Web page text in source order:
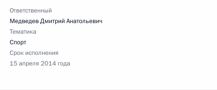
Ответственный
Медведев Дмитрий Анатольевич
Тематика
Спорт
Срок исполнения
15 апреля 2014 года